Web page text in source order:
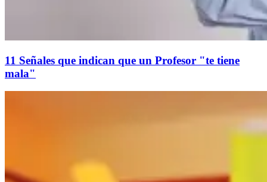
11 Señales que indican que un Profesor "te tiene
mala"